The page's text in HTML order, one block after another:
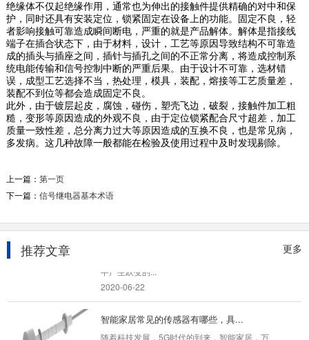
绝缘体不仅起绝缘作用，通常也为伸出的接触件提供精确的对中和保
护，同时还具有安装定位，锁紧固定在设备上的功能。固定不良，轻
者影响接触可靠造成瞬间断电，严重的就是产品解体。解体是指接线
端子在插合状态下，由于材料，设计，工艺等原因导致结构不可靠造
成的插头与插座之间，插针与插孔之间的不正常分离，将造成控制系
统电能传输和信号控制中断的严重后果。由于设计不可靠，选材错
误，成型工艺选择不当，热处理，模具，装配，熔接等工艺质量差，
装配不到位等都会造成固定不良。
此外，由于镀层起皮，腐蚀，碰伤，塑壳飞边，破裂，接触件加工粗
糙，变形等原因造成的外观不良，由于定位锁紧配合尺寸超差，加工
质量一致性差，总分离力过大等原因造成的互换不良，也是常见病，
多发病。这几种故障一般都能在检验及使用过程中及时发现剔除。
上一篇： 第一页
下一篇： 信号继电器基本术语
更多
推荐文章
继电器的工作特性
1、额定工作电压继电器正常工作时线圈所需要
的电压。根据继电器的型号不同，可以是交流电
压，也可以是直...
2020-06-22
接线端子介绍
接线端子就是用于实现电气连接的一种配件产
2020-06-22
智能家居常见的传感器有哪些，具...
随着科技发展，5G时代的到来，智能家居，万